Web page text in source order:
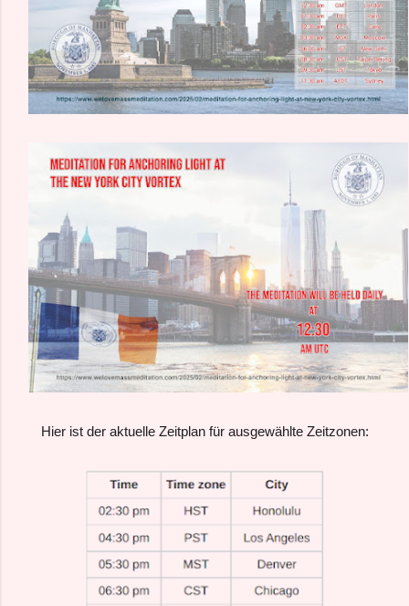
Hier ist der aktuelle Zeitplan für ausgewählte Zeitzonen: